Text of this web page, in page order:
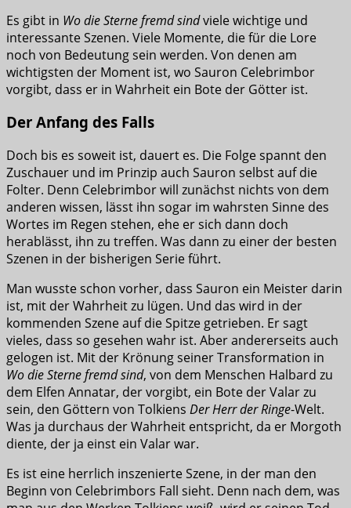
Es gibt in Wo die Sterne fremd sindviele wichtige und
interessante Szenen. Viele Momente, die für die Lore
noch von Bedeutung sein werden. Von denen am
wichtigsten der Moment ist, wo Sauron Celebrimbor
vorgibt, dass er in Wahrheit ein Bote der Götter ist.
Der Anfang des Falls
Doch bis es soweit ist, dauert es. Die Folge spannt den
Zuschauer und im Prinzip auch Sauron selbst auf die
Folter. Denn Celebrimbor will zunächst nichts von dem
anderen wissen, lässt ihn sogar im wahrsten Sinne des
Wortes im Regen stehen, ehe er sich dann doch
herablässt, ihn zu treffen. Was dann zu einer der besten
Szenen in der bisherigen Serie führt.
Man wusste schon vorher, dass Sauron ein Meister darin
ist, mit der Wahrheit zu lügen. Und das wird in der
kommenden Szene auf die Spitze getrieben. Er sagt
vieles, dass so gesehen wahr ist. Aber andererseits auch
gelogen ist. Mit der Krönung seiner Transformation in
Wo die Sterne fremd sind, von dem Menschen Halbard zu
dem Elfen Annatar, der vorgibt, ein Bote der Valar zu
sein, den Göttern von Tolkiens Der Herr der Ringe-Welt.
Was ja durchaus der Wahrheit entspricht, da er Morgoth
diente, der ja einst ein Valar war.
Es ist eine herrlich inszenierte Szene, in der man den
Beginn von Celebrimbors Fall sieht. Denn nach dem, was